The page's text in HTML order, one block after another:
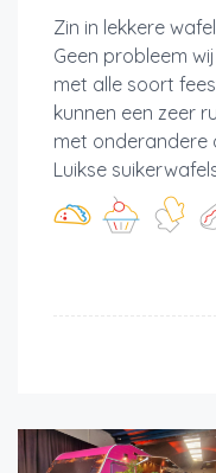
Zin in lekkere
Geen probleem
met alle soort
kunnen een zeer
met onderandere
Luikse